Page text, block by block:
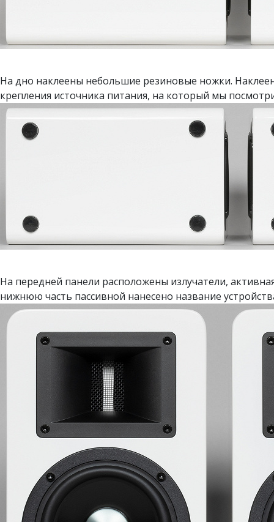
На дно наклеены небольшие резиновые ножки.
крепления источника питания, на который мы
На передней панели расположены излучатели,
нижнюю часть пассивной нанесено название